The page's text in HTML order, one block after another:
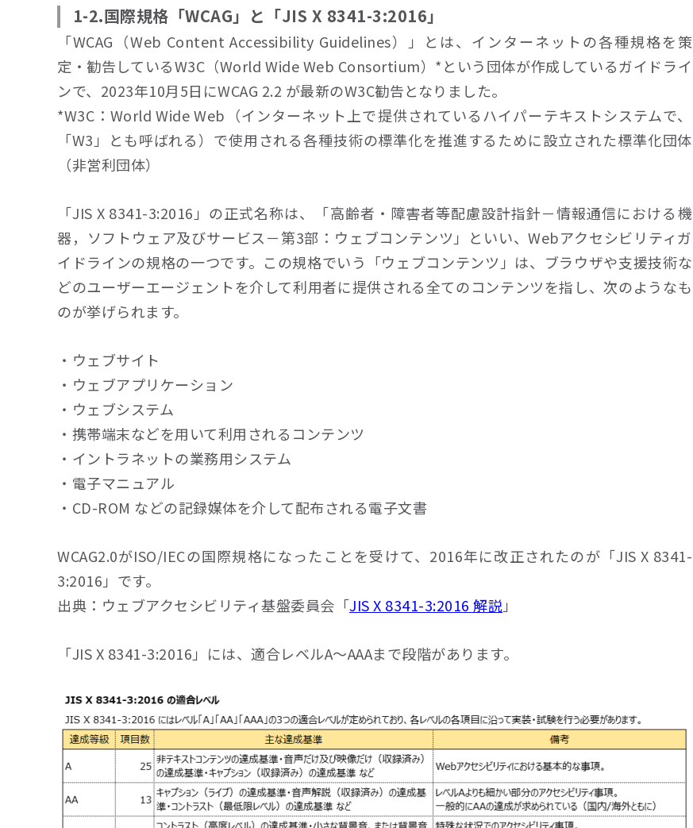
1-2.国際規格「WCAG」と「JIS X 8341-3:2016」
「WCAG（Web Content Accessibility Guidelines）」とは、インターネットの各種規格を策
定・勧告しているW3C（World Wide Web Consortium）*という団体が作成しているガイドライ
ンで、2023年10月5日にWCAG 2.2 が最新のW3C勧告となりました。
*W3C：World Wide Web（インターネット上で提供されているハイパーテキストシステムで、
「W3」とも呼ばれる）で使用される各種技術の標準化を推進するために設立された標準化団体
（非営利団体）
「JIS X 8341-3:2016」の正式名称は、「高齢者・障害者等配慮設計指針－情報通信における機
器，ソフトウェア及びサービス－第3部：ウェブコンテンツ」といい、Webアクセシビリティガ
イドラインの規格の一つです。この規格でいう「ウェブコンテンツ」は、ブラウザや支援技術な
どのユーザーエージェントを介して利用者に提供される全てのコンテンツを指し、次のようなも
のが挙げられます。
・ウェブサイト
・ウェブアプリケーション
・ウェブシステム
・携帯端末などを用いて利用されるコンテンツ
・イントラネットの業務用システム
・電子マニュアル
・CD-ROM などの記録媒体を介して配布される電子文書
WCAG2.0がISO/IECの国際規格になったことを受けて、2016年に改正されたのが「JIS X 8341-
3:2016」です。
出典：ウェブアクセシビリティ基盤委員会「JIS X 8341-3:2016 解説」
「JIS X 8341-3:2016」には、適合レベルA～AAAまで段階があります。